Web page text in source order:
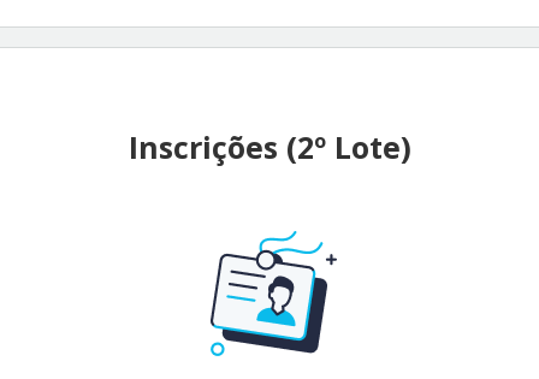
Inscrições (2º Lote)